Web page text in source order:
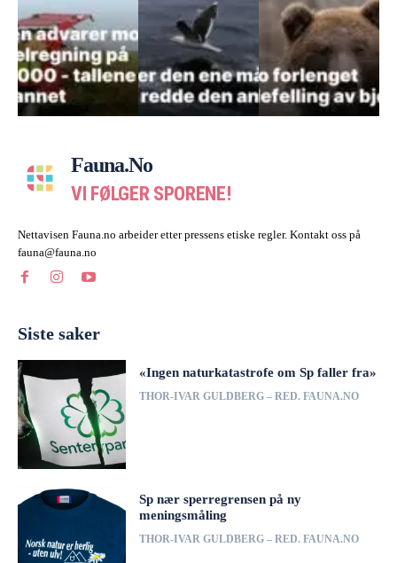
Fauna.no
VI FØLGER SPORENE!
Nettavisen Fauna.no arbeider etter pressens etiske regler. Kontakt oss på
fauna@fauna.no
Siste saker
«Ingen naturkatastrofe om Sp faller fra»
THOR-IVAR GULDBERG – RED. FAUNA.NO
Sp nær sperregrensen på ny
meningsmåling
THOR-IVAR GULDBERG – RED. FAUNA.NO